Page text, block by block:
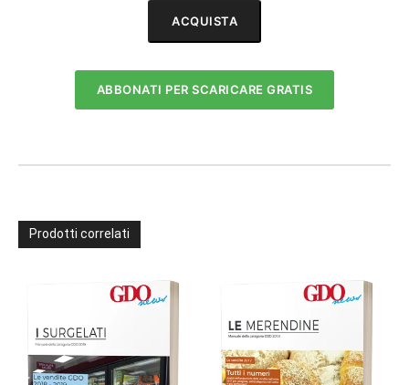
ACQUISTA
ABBONATI PER SCARICARE GRATIS
Prodotti correlati